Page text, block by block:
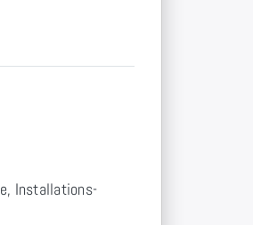
Installations-